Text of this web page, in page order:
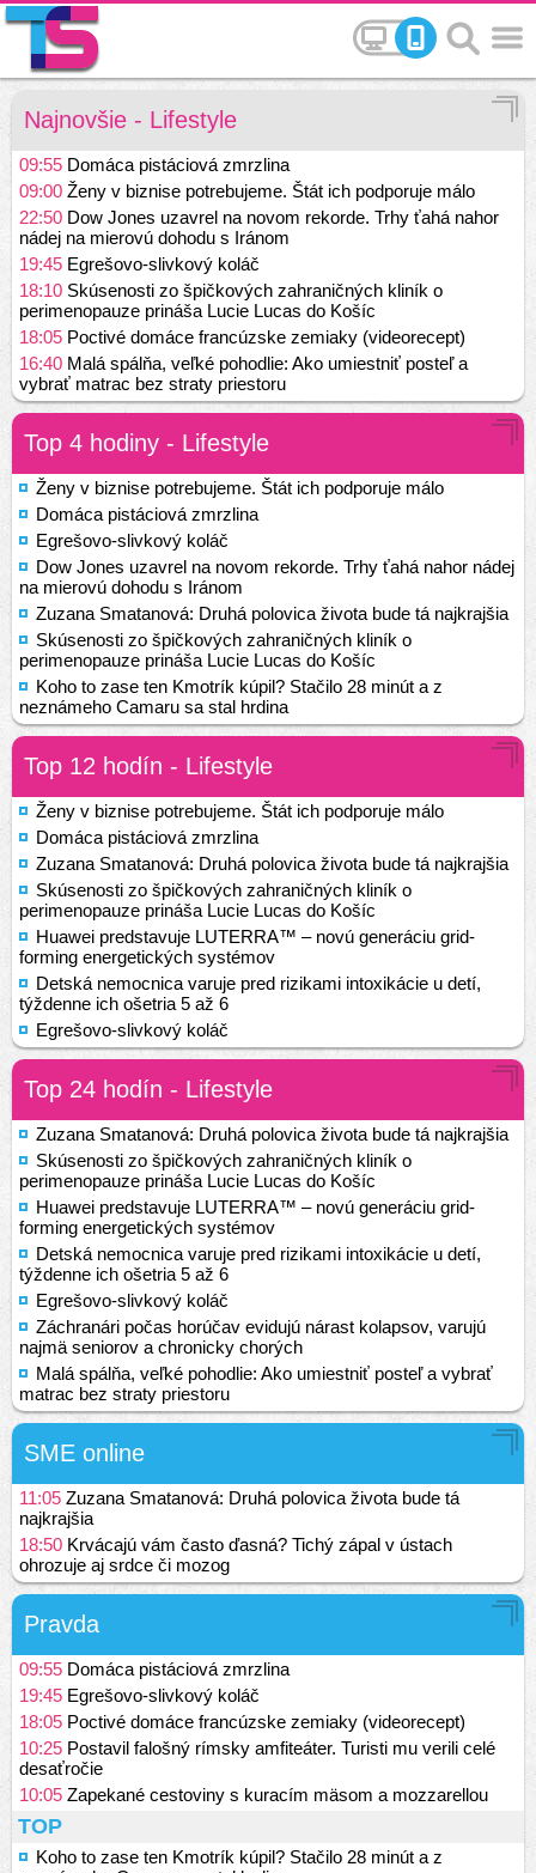
Najnovšie - Lifestyle
09:55 Domáca pistáciová zmrzlina
09:00 Ženy v biznise potrebujeme. Štát ich podporuje málo
22:50 Dow Jones uzavrel na novom rekorde. Trhy ťahá nahor
nádej na mierovú dohodu s Iránom
19:45 Egrešovo-slivkový koláč
18:10 Skúsenosti zo špičkových zahraničných kliník o
perimenopauze prináša Lucie Lucas do Košíc
18:05 Poctivé domáce francúzske zemiaky (videorecept)
16:40 Malá spálňa, veľké pohodlie: Ako umiestniť posteľ a
vybrať matrac bez straty priestoru
Top 4 hodiny - Lifestyle
Ženy v biznise potrebujeme. Štát ich podporuje málo
Domáca pistáciová zmrzlina
Egrešovo-slivkový koláč
Dow Jones uzavrel na novom rekorde. Trhy ťahá nahor nádej
na mierovú dohodu s Iránom
Zuzana Smatanová: Druhá polovica života bude tá najkrajšia
Skúsenosti zo špičkových zahraničných kliník o
perimenopauze prináša Lucie Lucas do Košíc
Koho to zase ten Kmotrík kúpil? Stačilo 28 minút a z
neznámeho Camaru sa stal hrdina
Top 12 hodín - Lifestyle
Ženy v biznise potrebujeme. Štát ich podporuje málo
Domáca pistáciová zmrzlina
Zuzana Smatanová: Druhá polovica života bude tá najkrajšia
Skúsenosti zo špičkových zahraničných kliník o
perimenopauze prináša Lucie Lucas do Košíc
Huawei predstavuje LUTERRA™ – novú generáciu grid-
forming energetických systémov
Detská nemocnica varuje pred rizikami intoxikácie u detí,
týždenne ich ošetria 5 až 6
Egrešovo-slivkový koláč
Top 24 hodín - Lifestyle
Zuzana Smatanová: Druhá polovica života bude tá najkrajšia
Skúsenosti zo špičkových zahraničných kliník o
perimenopauze prináša Lucie Lucas do Košíc
Huawei predstavuje LUTERRA™ – novú generáciu grid-
forming energetických systémov
Detská nemocnica varuje pred rizikami intoxikácie u detí,
týždenne ich ošetria 5 až 6
Egrešovo-slivkový koláč
Záchranári počas horúčav evidujú nárast kolapsov, varujú
najmä seniorov a chronicky chorých
Malá spálňa, veľké pohodlie: Ako umiestniť posteľ a vybrať
matrac bez straty priestoru
SME online
11:05 Zuzana Smatanová: Druhá polovica života bude tá
najkrajšia
18:50 Krvácajú vám často ďasná? Tichý zápal v ústach
ohrozuje aj srdce či mozog
Pravda
09:55 Domáca pistáciová zmrzlina
19:45 Egrešovo-slivkový koláč
18:05 Poctivé domáce francúzske zemiaky (videorecept)
10:25 Postavil falošný rímsky amfiteáter. Turisti mu verili celé
desaťročie
10:05 Zapekané cestoviny s kuracím mäsom a mozzarellou
TOP
Koho to zase ten Kmotrík kúpil? Stačilo 28 minút a z